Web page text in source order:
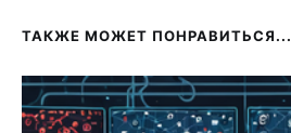
ТАКЖЕ МОЖЕТ ПОНРАВИТЬСЯ...